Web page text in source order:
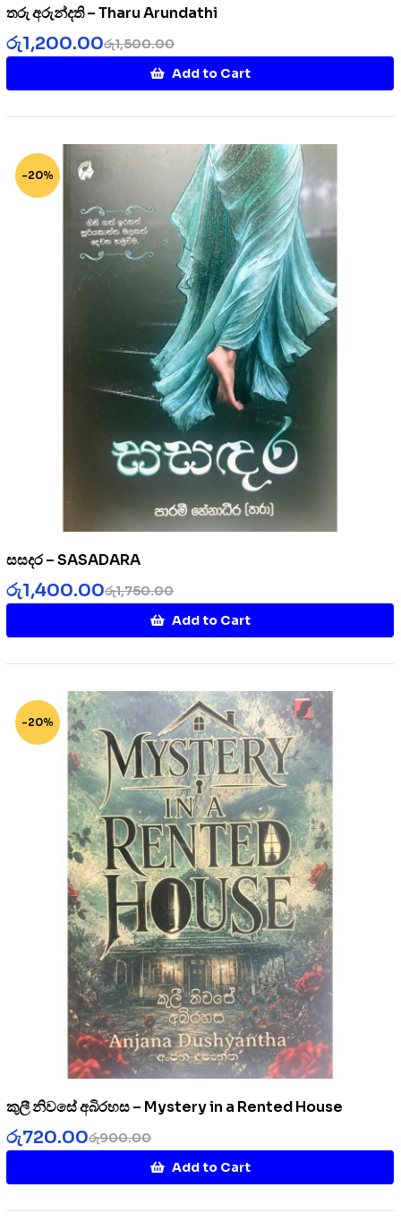
තරු අරුන්දති – Tharu Arundathi
රු1,500.00
රු1,200.00
Add to Cart
-20%
සසදර – SASADARA
රු1,750.00
රු1,400.00
Add to Cart
-20%
කුලී නිවසේ අබිරහස – Mystery in a Rented House
රු900.00
රු720.00
Add to Cart